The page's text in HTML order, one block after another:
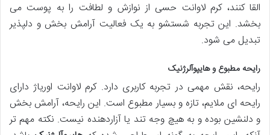
القا کنند، کرم لاوانت حسی از نوازش و لطافت را به پوست می
بخشد. این تجربه شستشو به یک فعالیت آرامش بخش و دلپذیر
تبدیل می شود.
رایحه مطبوع و هایپوآلرژنیک
رایحه، نقش مهمی در تجربه کاربری دارد. کرم لاوانت اوریاژ دارای
رایحه ای ملایم، تازه و بسیار مطبوع است. این رایحه، آرامش بخش
و دلنشین بوده و به هیچ وجه تند یا آزاردهنده نیست. نکته مهم تر